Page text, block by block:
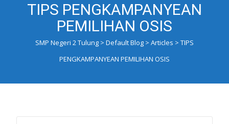
TIPS PENGKAMPANYEAN
PEMILIHAN OSIS
SMP Negeri 2 Tulung > Default Blog > Articles > TIPS
PENGKAMPANYEAN PEMILIHAN OSIS